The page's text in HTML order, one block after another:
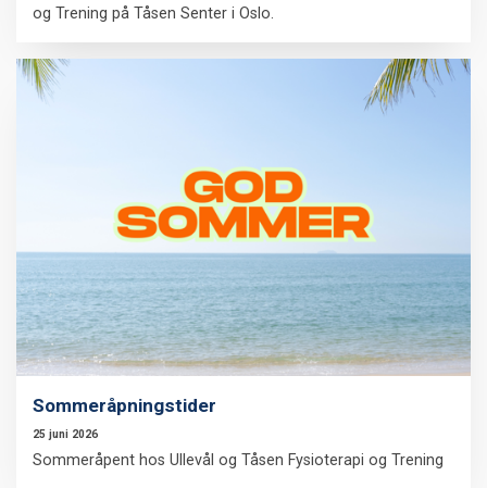
og Trening på Tåsen Senter i Oslo.
Sommeråpningstider
25 juni 2026
Sommeråpent hos Ullevål og Tåsen Fysioterapi og Trening